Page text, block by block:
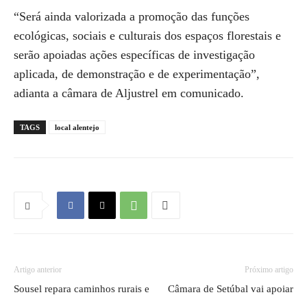
“Será ainda valorizada a promoção das funções
ecológicas, sociais e culturais dos espaços florestais e
serão apoiadas ações específicas de investigação
aplicada, de demonstração e de experimentação”,
adianta a câmara de Aljustrel em comunicado.
TAGS local alentejo
Artigo anterior
Sousel repara caminhos rurais e
Próximo artigo
Câmara de Setúbal vai apoiar